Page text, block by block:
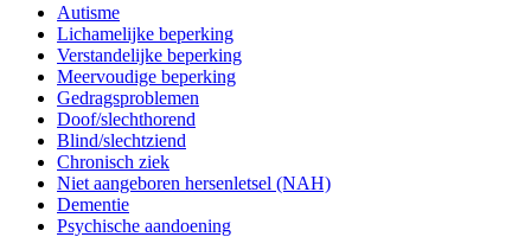
Autisme
Lichamelijke beperking
Verstandelijke beperking
Meervoudige beperking
Gedragsproblemen
Doof/slechthorend
Blind/slechtziend
Chronisch ziek
Niet aangeboren hersenletsel (NAH)
Dementie
Psychische aandoening